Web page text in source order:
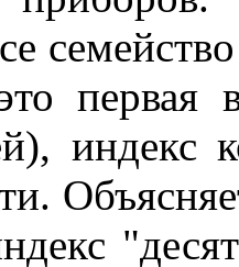
первая
индекс